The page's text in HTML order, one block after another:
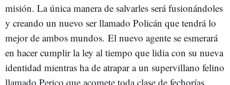
misión. La única manera de salvarles será fusionándoles
y creando un nuevo ser llamado Policán que tendrá lo
mejor de ambos mundos. El nuevo agente se esmerará
en hacer cumplir la ley al tiempo que lidia con su nueva
identidad mientras ha de atrapar a un supervillano felino
llamado Perico que acomete toda clase de fechorías.